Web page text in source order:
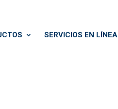
SERVICIOS EN LÍNEA